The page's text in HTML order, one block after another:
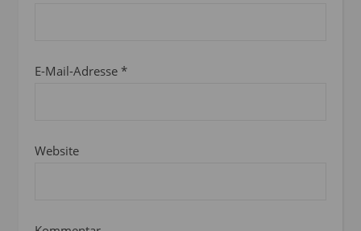
E-Mail-Adresse *
Website